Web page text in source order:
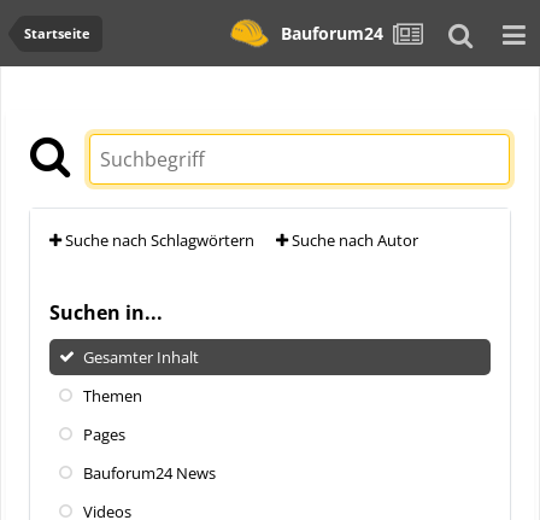
Startseite Bauforum24
Suche nach Schlagwörtern Suche nach Autor
Suchen in...
Gesamter Inhalt
Themen
Pages
Bauforum24 News
Videos